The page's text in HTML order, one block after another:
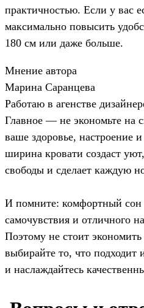
практичностью. Если у вас
максимально повысить
180 см или даже больше.
Мнение автора
Марина Саранцева
Работаю в агенстве
Главное — не экономьте на
ваше здоровье, настроение
ширина кровати создаст
свободы и сделает каждую
И помните: комфортный
самочувствия и отличного
Поэтому не стоит экономить
выбирайте то, что
и наслаждайтесь